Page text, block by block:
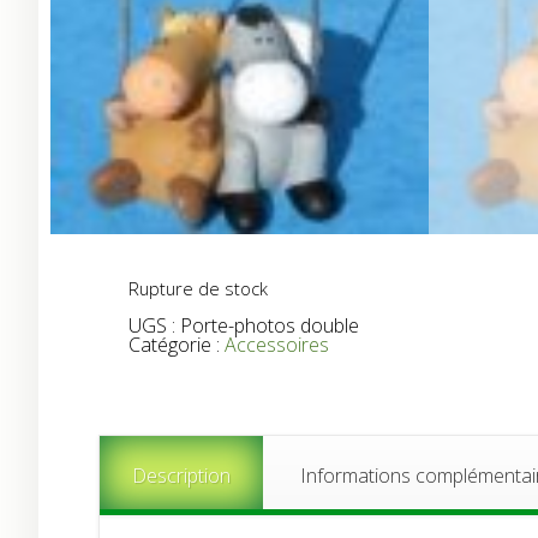
Rupture de stock
UGS : Porte-photos double
Catégorie : Accessoires
Description Informations